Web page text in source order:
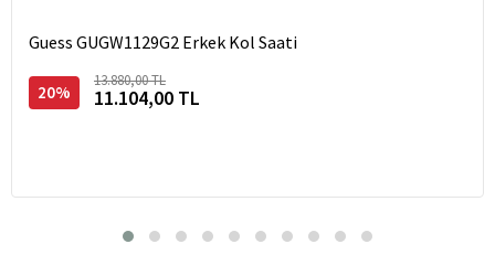
Guess GUGW1129G2 Erkek Kol Saati
20%
13.880,00 TL
11.104,00 TL